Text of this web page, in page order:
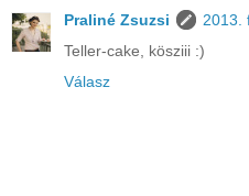
Praliné Zsuzsi
2013.
Teller-cake, kösziii :)
Válasz